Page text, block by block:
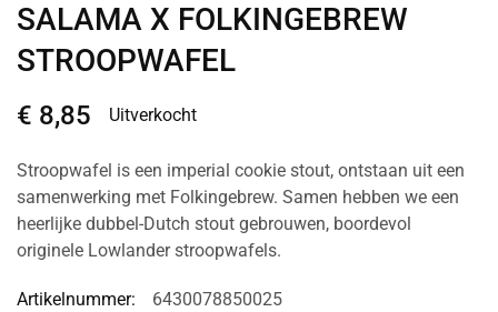
SALAMA X FOLKINGEBREW
STROOPWAFEL
€ 8,85 Uitverkocht
Stroopwafel is een imperial cookie stout, ontstaan uit een
samenwerking met Folkingebrew. Samen hebben we een
heerlijke dubbel-Dutch stout gebrouwen, boordevol
originele Lowlander stroopwafels.
Artikelnummer:
6430078850025